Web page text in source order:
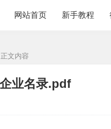
网站首页
新手教程
文内容
业名录.pdf